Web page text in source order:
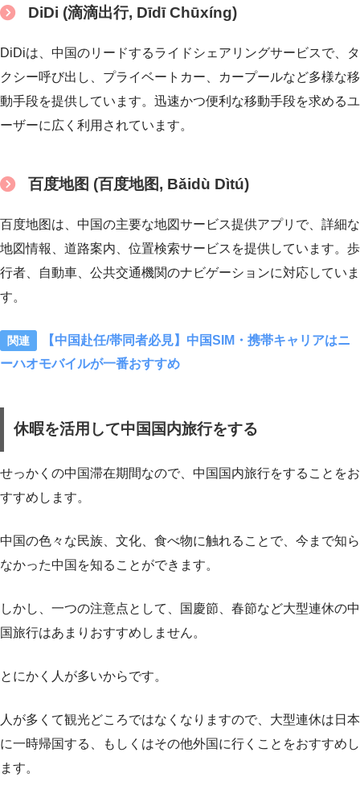
DiDi (滴滴出行, Dīdī Chūxíng)
DiDiは、中国のリードするライドシェアリングサービスで、タ
クシー呼び出し、プライベートカー、カープールなど多様な移
動手段を提供しています。迅速かつ便利な移動手段を求めるユ
ーザーに広く利用されています。
百度地图 (百度地图, Bǎidù Dìtú)
百度地图は、中国の主要な地図サービス提供アプリで、詳細な
地図情報、道路案内、位置検索サービスを提供しています。歩
行者、自動車、公共交通機関のナビゲーションに対応していま
す。
【中国赴任/帯同者必見】中国SIM・携帯キャリアはニ
ーハオモバイルが一番おすすめ
休暇を活用して中国国内旅行をする
せっかくの中国滞在期間なので、中国国内旅行をすることをお
すすめします。
中国の色々な民族、文化、食べ物に触れることで、今まで知ら
なかった中国を知ることができます。
しかし、一つの注意点として、国慶節、春節など大型連休の中
国旅行はあまりおすすめしません。
とにかく人が多いからです。
人が多くて観光どころではなくなりますので、大型連休は日本
に一時帰国する、もしくはその他外国に行くことをおすすめし
ます。